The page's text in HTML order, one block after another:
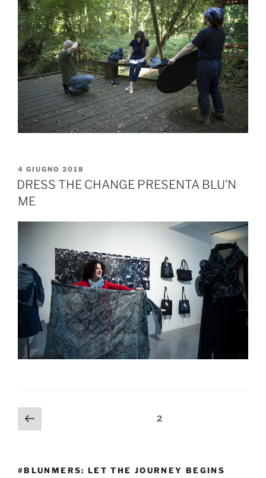
4 GIUGNO 2018
DRESS THE CHANGE PRESENTA BLU’N
ME
2
#BLUNMERS: LET THE JOURNEY BEGINS